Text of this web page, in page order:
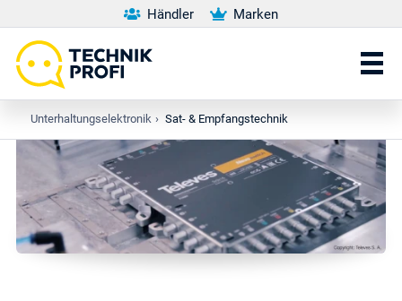
Händler Marken
Unterhaltungselektronik › Sat- & Empfangstechnik